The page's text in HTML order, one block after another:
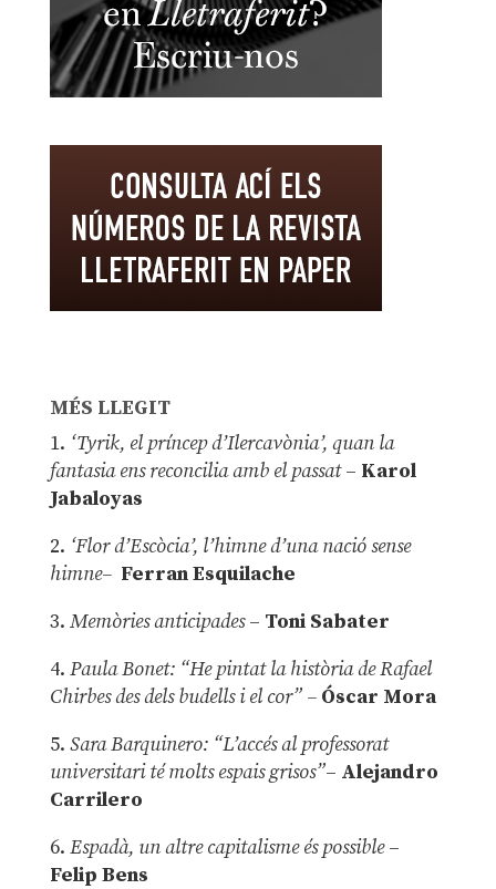
MÉS LLEGIT
1. ‘Tyrik, el príncep d’Ilercavònia’, quan la
fantasia ens reconcilia amb el passat– Karol
Jabaloyas
2. ‘Flor d’Escòcia’, l’himne d’una nació sense
himne– Ferran Esquilache
3. Memòries anticipades– Toni Sabater
4. Paula Bonet: “He pintat la història de Rafael
Chirbes des dels budells i el cor” –Óscar Mora
5. Sara Barquinero: “L’accés al professorat
universitari té molts espais grisos”– Alejandro
Carrilero
6. Espadà, un altre capitalisme és possible –
Felip Bens